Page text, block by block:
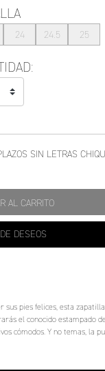
24 24.5 25
AL CARRITO
DESEOS
pies felices, esta
el conocido
Y no temas,